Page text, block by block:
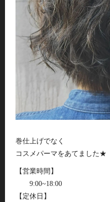
巻仕上げでなく
コスメパーマをあてました★
【営業時間】
9:00~18:00
【定休日】